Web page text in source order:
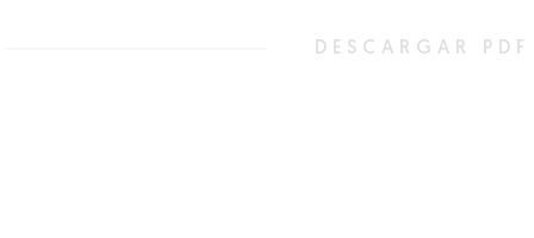
DESCARGAR PDF